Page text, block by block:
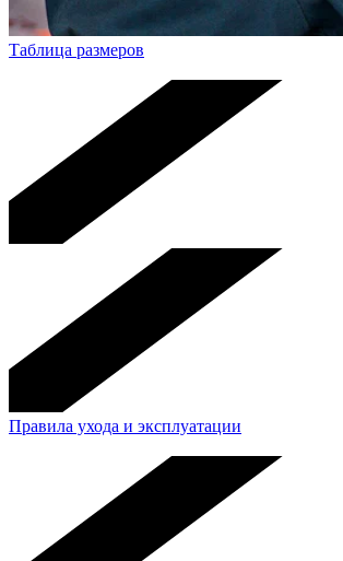
Таблица размеров
Правила ухода и эксплуатации